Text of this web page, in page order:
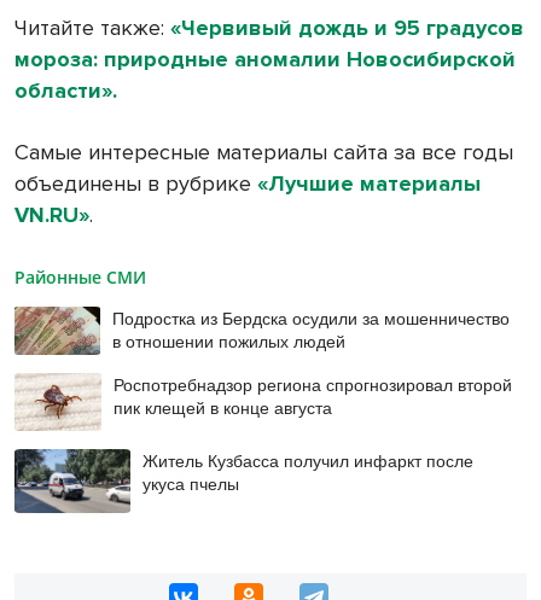
Читайте также: «Червивый дождь и 95 градусов
мороза: природные аномалии Новосибирской
области».
Самые интересные материалы сайта за все годы
объединены в рубрике «Лучшие материалы
VN.RU».
Районные СМИ
Подростка из Бердска осудили за мошенничество
в отношении пожилых людей
Роспотребнадзор региона спрогнозировал второй
пик клещей в конце августа
Житель Кузбасса получил инфаркт после
укуса пчелы